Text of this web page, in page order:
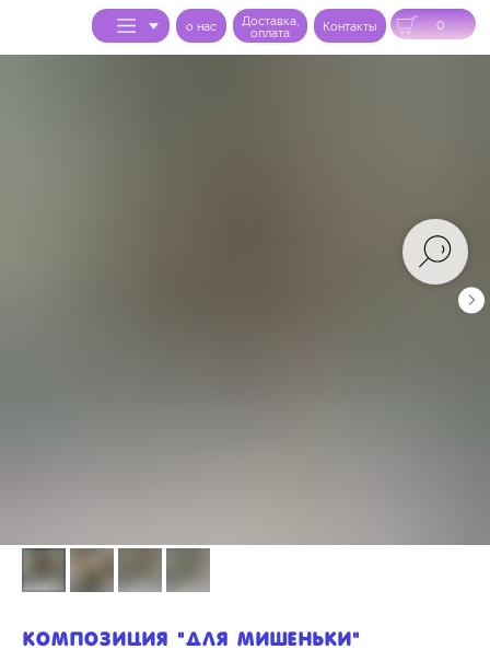
0
Доставка,
оплата Контакты
o нас
композиция "для Мишеньки"